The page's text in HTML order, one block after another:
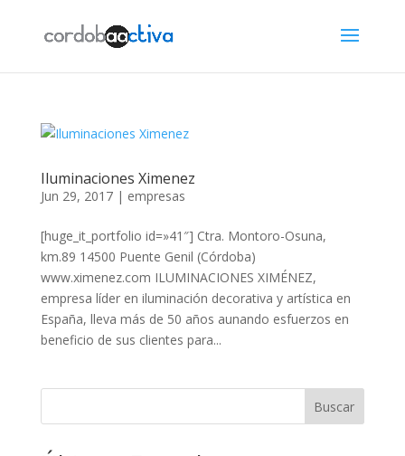
Iluminaciones Ximenez
Jun 29, 2017| empresas
[huge_it_portfolio id=»41″] Ctra. Montoro-Osuna,
km.89 14500 Puente Genil (Córdoba)
www.ximenez.com ILUMINACIONES XIMÉNEZ,
empresa líder en iluminación decorativa y artística en
España, lleva más de 50 años aunando esfuerzos en
beneficio de sus clientes para...
Buscar